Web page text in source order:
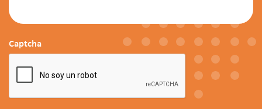
Captcha